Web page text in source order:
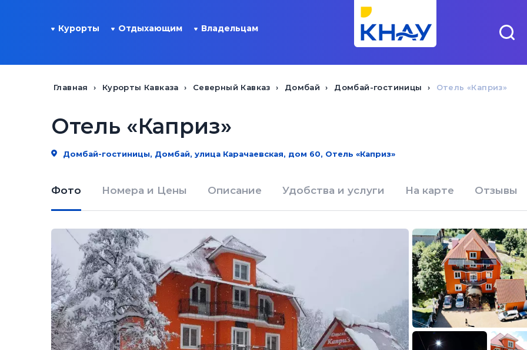
Курорты Отдыхающим Владельцам
Главная Курорты Кавказа Северный Кавказ Домбай Домбай-гостиницы Отель «Каприз»
Отель «Каприз»
Домбай-гостиницы, Домбай, улица Карачаевская, дом 60, Отель «Каприз»
Фото Номера и Цены Описание Удобства и услуги На карте Отзывы